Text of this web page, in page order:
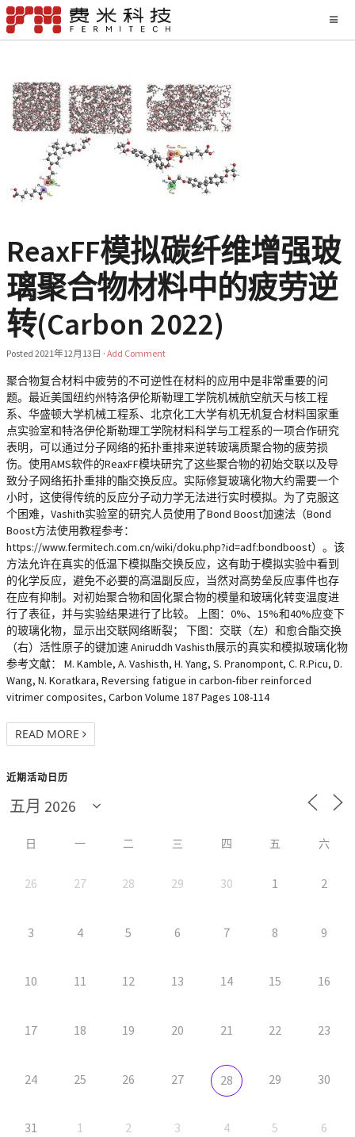
ReaxFF模拟碳纤维增强玻
璃聚合物材料中的疲劳逆
转(Carbon 2022)
Posted 2021年12月13日 · Add Comment
聚合物复合材料中疲劳的不可逆性在材料的应用中是非常重要的问
题。最近美国纽约州特洛伊伦斯勒理工学院机械航空航天与核工程
系、华盛顿大学机械工程系、北京化工大学有机无机复合材料国家重
点实验室和特洛伊伦斯勒理工学院材料科学与工程系的一项合作研究
表明，可以通过分子网络的拓扑重排来逆转玻璃质聚合物的疲劳损
伤。使用AMS软件的ReaxFF模块研究了这些聚合物的初始交联以及导
致分子网络拓扑重排的酯交换反应。实际修复玻璃化物大约需要一个
小时，这使得传统的反应分子动力学无法进行实时模拟。为了克服这
个困难，Vashith实验室的研究人员使用了Bond Boost加速法（Bond
Boost方法使用教程参考：
https://www.fermitech.com.cn/wiki/doku.php?id=adf:bondboost）。该
方法允许在真实的低温下模拟酯交换反应，这有助于模拟实验中看到
的化学反应，避免不必要的高温副反应，当然对高势垒反应事件也存
在应有抑制。对初始聚合物和固化聚合物的模量和玻璃化转变温度进
行了表征，并与实验结果进行了比较。 上图：0%、15%和40%应变下
的玻璃化物，显示出交联网络断裂； 下图：交联（左）和愈合酯交换
（右）活性原子的键加速 Aniruddh Vashisth展示的真实和模拟玻璃化物
参考文献： M. Kamble, A. Vashisth, H. Yang, S. Pranompont, C. R.Picu, D.
Wang, N. Koratkara, Reversing fatigue in carbon-fiber reinforced
vitrimer composites, Carbon Volume 187 Pages 108-114
READ MORE
近期活动日历
日 一 二 三 四 五 六
26 27 28 29 30 1 2
3 4 5 6 7 8 9
10 11 12 13 14 15 16
17 18 19 20 21 22 23
24 25 26 27 28 29 30
31 1 2 3 4 5 6